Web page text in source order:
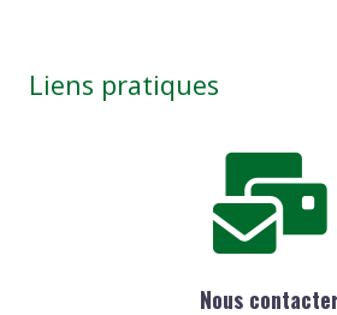
Liens pratiques
Nous